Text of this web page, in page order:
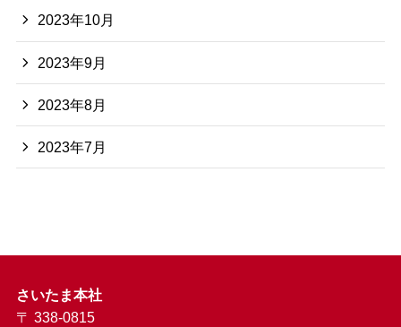
2023年10月
2023年9月
2023年8月
2023年7月
さいたま本社
〒 338-0815